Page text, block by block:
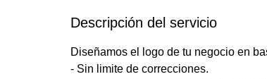
y
Descripción del servicio
Diseñamos el logo de tu negocio en
- Sin limite de correcciones.